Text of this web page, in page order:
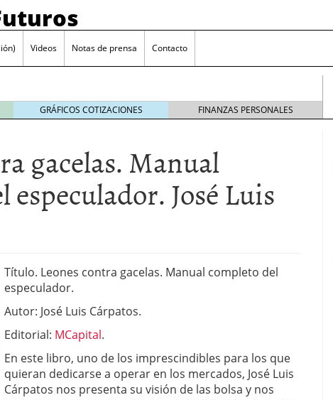
Videos Notas de prensa Contacto
Crash y el truco de la economía. mayo 12, 2014
el crédito a particulares.
de los «préstamos rápidos».
GRÁFICOS COTIZACIONES FINANZAS PERSONALES
gacelas. Manual
especulador. José Luis
Título. Leones contra gacelas. Manual completo del
especulador.
Autor: José Luis Cárpatos.
Editorial: MCapital.
En este libro, uno de los imprescindibles para los que
quieran dedicarse a operar en los mercados, José Luis
Cárpatos nos presenta su visión de las bolsa y nos